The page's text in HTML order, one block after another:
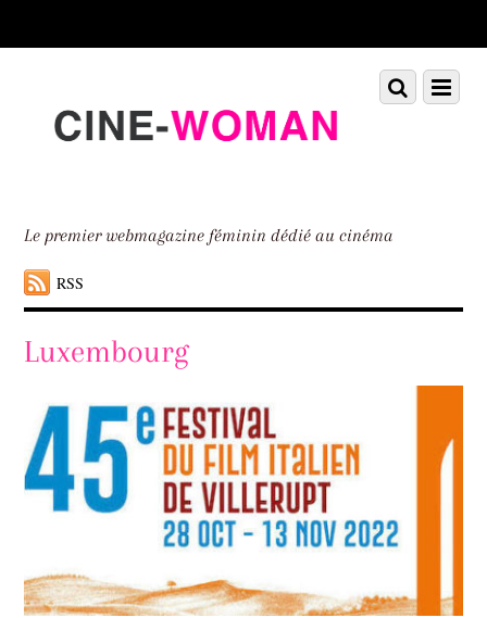
down
Le premier webmagazine féminin dédié au cinéma
RSS
Menu
Scroll
down
Luxembourg